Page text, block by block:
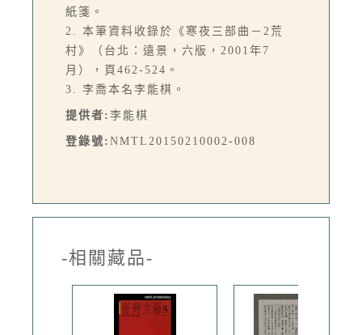
紙箋。
2. 本筆資料收錄於《寒夜三部曲－2荒
村》（台北：遠景，六版，2001年7
月），頁462-524。
3. 李喬本名李能棋。
提供者: 李能棋
登錄號: NMTL20150210002-008
-相關藏品-